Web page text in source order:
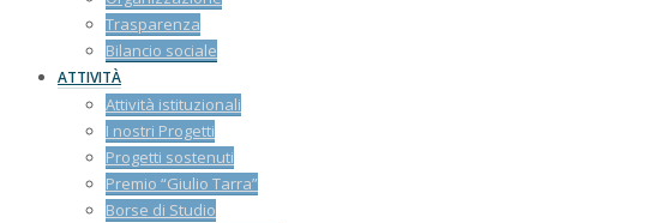
Trasparenza
Bilancio sociale
ATTIVITÀ
Attività istituzionali
I nostri Progetti
Progetti sostenuti
Premio “Giulio Tarra”
Borse di Studio